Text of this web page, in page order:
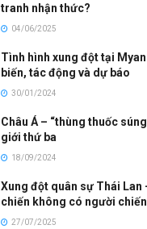
tranh nhận thức?
04/06/2025
Tình hình xung đột tại
biến, tác động và dự báo
30/01/2024
Châu Á – “thùng thuốc
giới thứ ba
18/09/2024
Xung đột quân sự Thái Lan
chiến không có người
27/07/2025